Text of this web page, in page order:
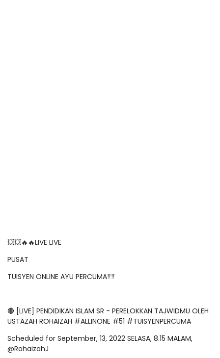
💥💥🔥🔥LIVE LIVE
PUSAT
TUISYEN ONLINE AYU PERCUMA‼️‼️
🔴 [LIVE] PENDIDIKAN ISLAM SR - PERELOKKAN TAJWIDMU OLEH
USTAZAH ROHAIZAH #ALLINONE #51 #TUISYENPERCUMA
Scheduled for September, 13, 2022 SELASA, 8.15 MALAM,
@RohaizahJ